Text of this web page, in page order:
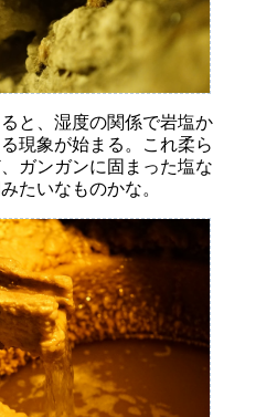
と、湿度の関係で岩塩か
現象が始まる。これ柔ら
ガンガンに固まった塩な
たいなものかな。